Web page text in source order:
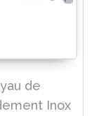
de
Inox